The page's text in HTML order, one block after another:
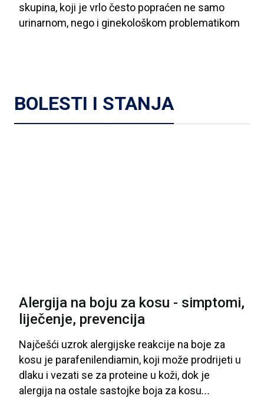
skupina, koji je vrločesto popraćen ne samo
urinarnom, nego i ginekološkom problematikom
BOLESTI I STANJA
Alergija na boju za kosu - simptomi,
liječenje, prevencija
Najčešći uzrok alergijske reakcije na boje za
kosu je parafenilendiamin, koji može prodrijeti u
dlaku i vezati se za proteine u koži, dok je
alergija na ostale sastojke boja za kosu...